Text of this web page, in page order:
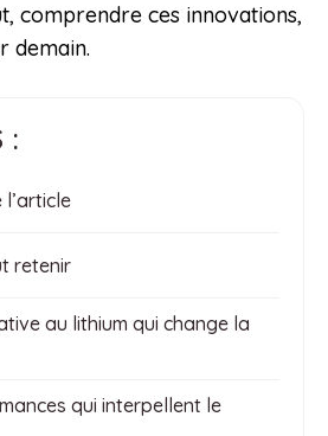
comprendre ces innovations,
demain.
:
l’article
retenir
au lithium qui change la
qui interpellent le